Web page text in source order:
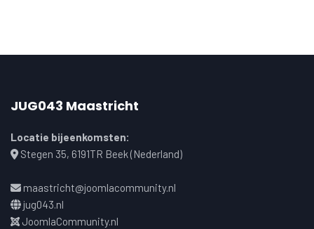
JUG043 Maastricht
Locatie bijeenkomsten:
Stegen 35, 6191TR Beek (Nederland)
maastricht@joomlacommunity.nl
jug043.nl
JoomlaCommunity.nl